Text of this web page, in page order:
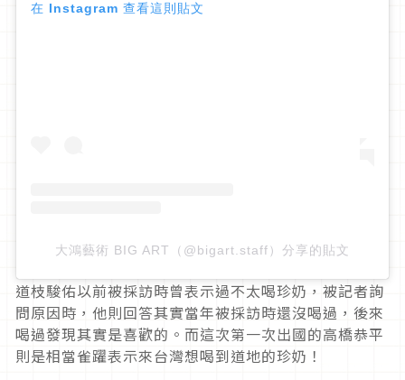
在 Instagram 查看這則貼文
大鴻藝術 BIG ART（@bigart.staff）分享的貼文
道枝駿佑以前被採訪時曾表示過不太喝珍奶，被記者詢
問原因時，他則回答其實當年被採訪時還沒喝過，後來
喝過發現其實是喜歡的。而這次第一次出國的高橋恭平
則是相當雀躍表示來台灣想喝到道地的珍奶！